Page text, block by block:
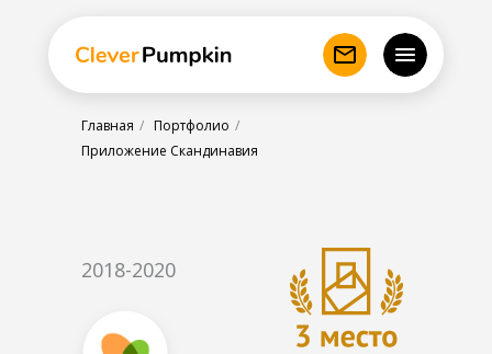
Главная / Портфолио /
Приложение Скандинавия
2018-2020